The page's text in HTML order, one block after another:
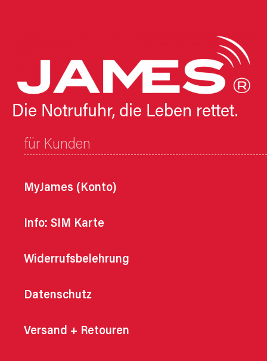
Die Notrufuhr, die Leben rettet.
für Kunden
MyJames (Konto)
Info: SIM Karte
Widerrufsbelehrung
Datenschutz
Versand + Retouren